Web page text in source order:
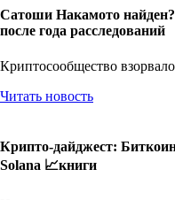
Сатоши Накамото
после года расследований
Криптосообщество
Читать новость
Крипто-дайджест:
Solana 📈книги